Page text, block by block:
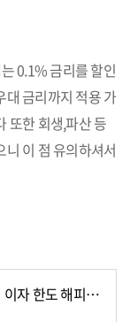
0.1% 금리를 할인
대 금리까지 적용 가
또한 회생,파산 등
니 이 점 유의하셔서
혼합금리 주택자금대출 금리 이자 한도 해피홈론